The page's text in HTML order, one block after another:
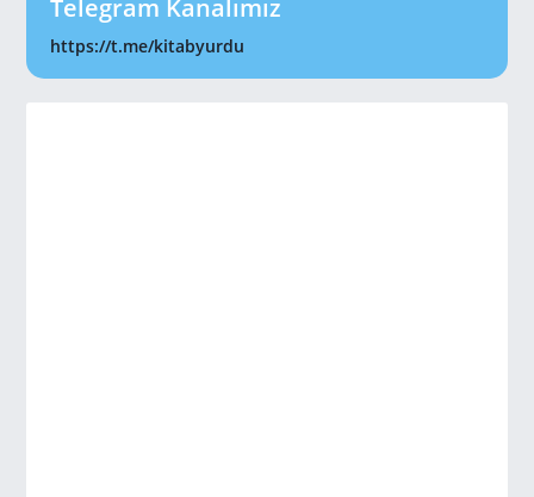
Telegram Kanalımız
https://t.me/kitabyurdu